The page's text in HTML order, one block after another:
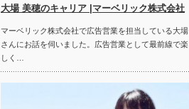
大場 美穂のキャリア |マーベリック株式会社
マーベリック株式会社で広告営業を担当している大場
さんにお話を伺いました。広告営業として最前線で楽
しく…